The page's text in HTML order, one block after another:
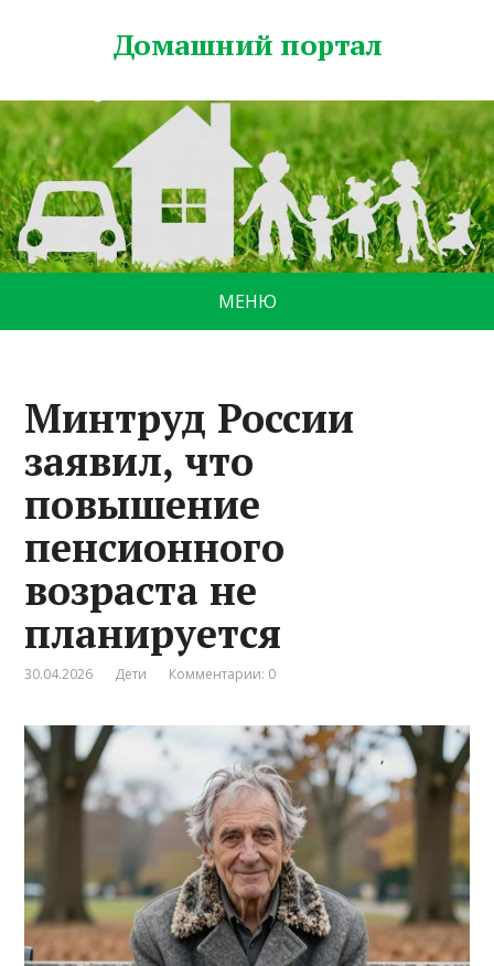
Домашний портал
МЕНЮ
Минтруд России
заявил, что
повышение
пенсионного
возраста не
планируется
30.04.2026 Дети Комментарии: 0